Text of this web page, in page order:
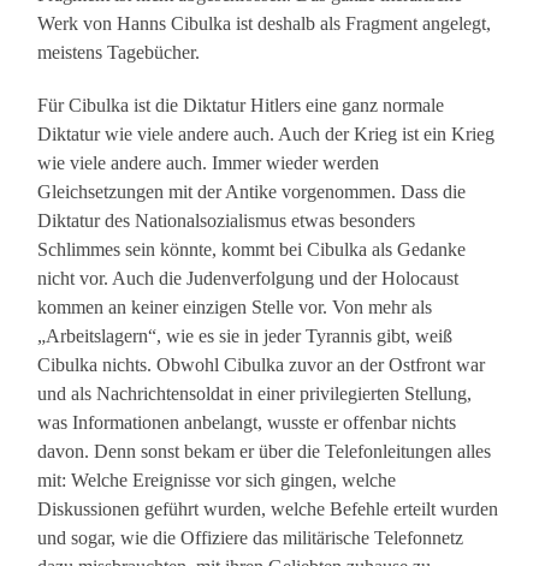
Werk von Hanns Cibulka ist deshalb als Fragment angelegt,
meistens Tagebücher.
Für Cibulka ist die Diktatur Hitlers eine ganz normale
Diktatur wie viele andere auch. Auch der Krieg ist ein Krieg
wie viele andere auch. Immer wieder werden
Gleichsetzungen mit der Antike vorgenommen. Dass die
Diktatur des Nationalsozialismus etwas besonders
Schlimmes sein könnte, kommt bei Cibulka als Gedanke
nicht vor. Auch die Judenverfolgung und der Holocaust
kommen an keiner einzigen Stelle vor. Von mehr als
„Arbeitslagern“, wie es sie in jeder Tyrannis gibt, weiß
Cibulka nichts. Obwohl Cibulka zuvor an der Ostfront war
und als Nachrichtensoldat in einer privilegierten Stellung,
was Informationen anbelangt, wusste er offenbar nichts
davon. Denn sonst bekam er über die Telefonleitungen alles
mit: Welche Ereignisse vor sich gingen, welche
Diskussionen geführt wurden, welche Befehle erteilt wurden
und sogar, wie die Offiziere das militärische Telefonnetz